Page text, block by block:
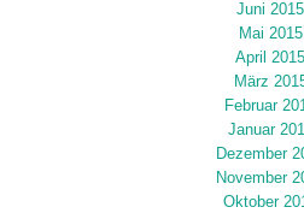
Juni 2015
Mai 2015
April 2015
März
Februar
Januar
Dezember
November
Oktober